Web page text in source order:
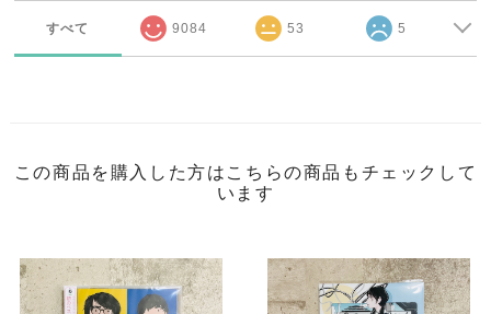
すべて 9084 53 5
この商品を購入した方はこちらの商品もチェックして
います